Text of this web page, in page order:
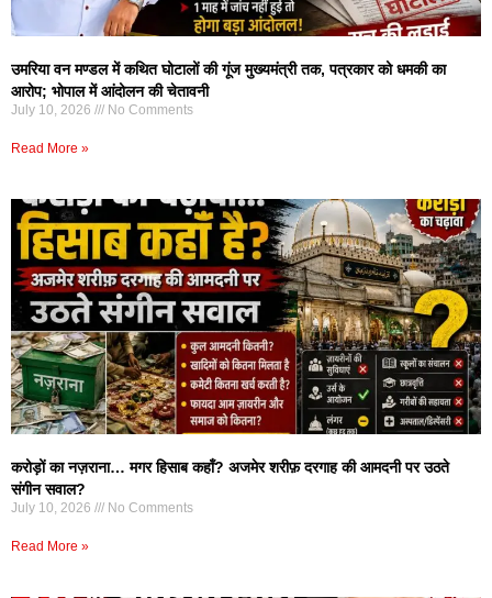
उमरिया वन मण्डल में कथित घोटालों की गूंज मुख्यमंत्री तक, पत्रकार को धमकी का
आरोप; भोपाल में आंदोलन की चेतावनी
July 10, 2026 No Comments
Read More »
करोड़ों का नज़राना… मगर हिसाब कहाँ? अजमेर शरीफ़ दरगाह की आमदनी पर उठते
संगीन सवाल?
July 10, 2026 No Comments
Read More »